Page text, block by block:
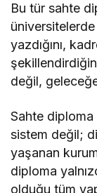
Bu tür sahte
yazdığını,
değil,
Sahte diploma
sistem değil;
yaşanan
diploma
olduğu tüm